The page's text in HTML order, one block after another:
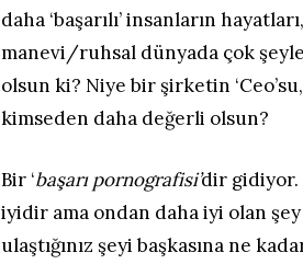
daha ‘başarılı’ insanların
manevi/ruhsal dünyada çok
olsun ki? Niye bir şirketin
kimseden daha değerli olsun?
Bir ‘başarı pornografisi’dir gidiyor.
iyidir ama ondan daha iyi olan şey
ulaştığınız şeyi başkasına ne